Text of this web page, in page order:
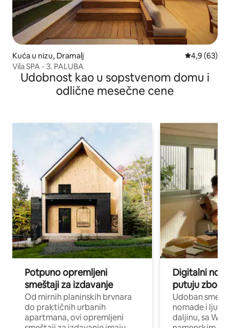
Kuća u nizu, Dramalj Prosečna
4,9 (63)
Vila SPA - 3. PALUBA
Udobnost kao u sopstvenom domu i
odlične mesečne cene
Potpuno opremljeni
smeštaji za izdavanje
Od mirnih planinskih brvnara
do praktičnih urbanih
apartmana, ovi opremljeni
Digitalni
putuju zbog
Udoban
nomade i ljude
daljinu, sa Wi-